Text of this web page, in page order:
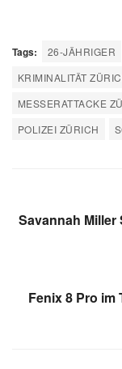
Tags: 26-JÄHRIGER
KRIMINALITÄT
MESSERATTACKE
POLIZEI ZÜRICH
Savannah
Fenix 8 Pro im